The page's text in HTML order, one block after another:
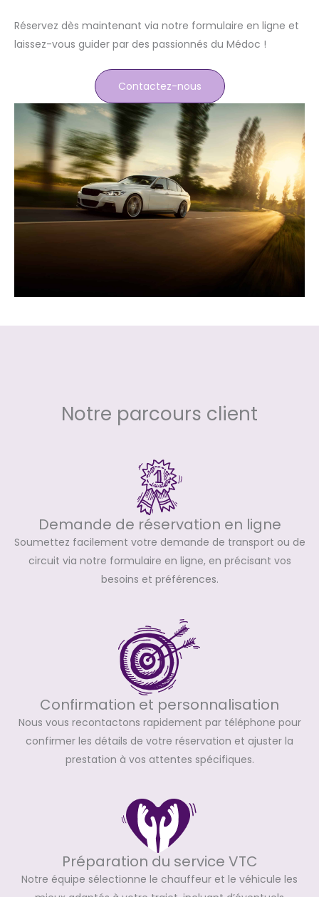
Réservez dès maintenant via notre formulaire en ligne et
laissez-vous guider par des passionnés du Médoc !
Contactez-nous
Notre parcours client
Demande de réservation en ligne
Soumettez facilement votre demande de transport ou de
circuit via notre formulaire en ligne, en précisant vos
besoins et préférences.
Confirmation et personnalisation
Nous vous recontactons rapidement par téléphone pour
confirmer les détails de votre réservation et ajuster la
prestation à vos attentes spécifiques.
Préparation du service VTC
Notre équipe sélectionne le chauffeur et le véhicule les